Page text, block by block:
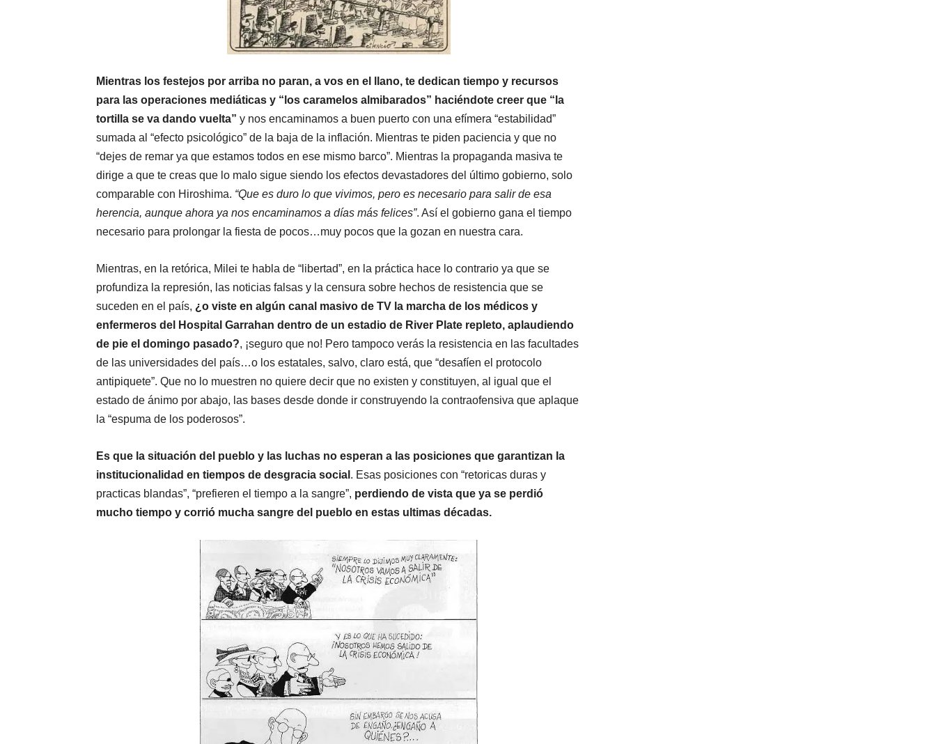
Mientras los festejos por arriba no paran, a vos en el llano, te dedican tiempo y recursos
para las operaciones mediáticas y “los caramelos almibarados” haciéndote creer que “la
tortilla se va dando vuelta” y nos encaminamos a buen puerto con una efímera “estabilidad”
sumada al “efecto psicológico” de la baja de la inflación. Mientras te piden paciencia y que no
“dejes de remar ya que estamos todos en ese mismo barco”. Mientras la propaganda masiva te
dirige a que te creas que lo malo sigue siendo los efectos devastadores del último gobierno, solo
comparable con Hiroshima. “Que es duro lo que vivimos, pero es necesario para salir de esa
herencia, aunque ahora ya nos encaminamos a días más felices”. Así el gobierno gana el tiempo
necesario para prolongar la fiesta de pocos…muy pocos que la gozan en nuestra cara.
Mientras, en la retórica, Milei te habla de “libertad”, en la práctica hace lo contrario ya que se
profundiza la represión, las noticias falsas y la censura sobre hechos de resistencia que se
suceden en el país, ¿o viste en algún canal masivo de TV la marcha de los médicos y
enfermeros del Hospital Garrahan dentro de un estadio de River Plate repleto, aplaudiendo
de pie el domingo pasado?, ¡seguro que no! Pero tampoco verás la resistencia en las facultades
de las universidades del país…o los estatales, salvo, claro está, que “desafíen el protocolo
antipiquete”. Que no lo muestren no quiere decir que no existen y constituyen, al igual que el
estado de ánimo por abajo, las bases desde donde ir construyendo la contraofensiva que aplaque
la “espuma de los poderosos”.
Es que la situación del pueblo y las luchas no esperan a las posiciones que garantizan la
institucionalidad en tiempos de desgracia social . Esas posiciones con “retoricas duras y
practicas blandas”, “prefieren el tiempo a la sangre”, perdiendo de vista que ya se perdió
mucho tiempo y corrió mucha sangre del pueblo en estas ultimas décadas.